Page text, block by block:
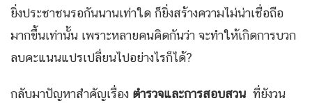
ยิ่งประชาชนรอกันนานเท่าใด ก็ยิ่งสร้างความไม่น่าเชื่อถือ
มากขึ้นเท่านั้น เพราะหลายคนคิดกันว่า จะทำให้เกิดการบวก
ลบคะแนนแปรเปลี่ยนไปอย่างไรก็ได้?
กลับมาปัญหาสำคัญเรื่อง ตำรวจและการสอบสวน ที่ยังวน